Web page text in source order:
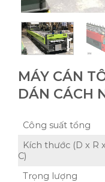
MÁY CÁN
DÁN CÁCH
Công suất tổng
Kích thước (D x R x
C)
Trọng lượng